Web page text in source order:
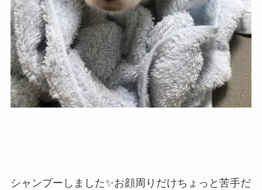
シャンプーしました✨お顔周りだけちょっと苦手だ